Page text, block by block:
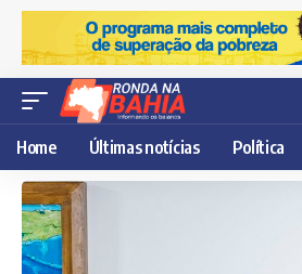
Home Últimas notícias Política